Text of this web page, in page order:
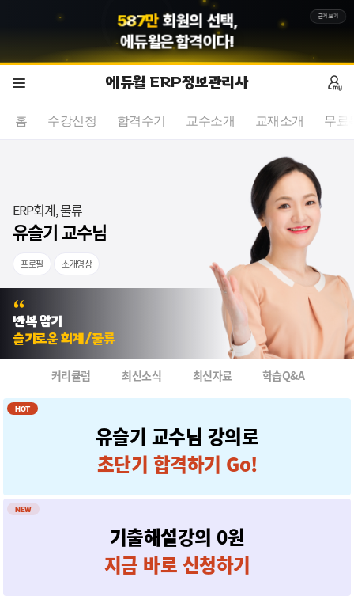
587만 회원의 선택,
에듀윌은 합격이다!
근거보기
에듀윌 ERP정보관리사
홈 수강신청 합격수기 교수소개 교재소개 무료
ERP회계, 물류
유슬기 교수님
프로필 소개영상
반복 암기
슬기로운 회계/물류
커리큘럼 최신소식 최신자료 학습Q&A
HOT
유슬기 교수님 강의로
초단기 합격하기 Go!
NEW
기출해설강의 0원
지금 바로 신청하기
회계 1급 합격했습니다!
교수님 너무 감사합니다 합격했어여!!!
ERP 회계 2급 합격 후기
우왕!! 놀랍당!! 김연아가 피겨스케이팅의 표본이라면 유슬기교수님은 티칭의 표본입나다!